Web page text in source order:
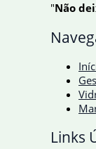
"Não
Links